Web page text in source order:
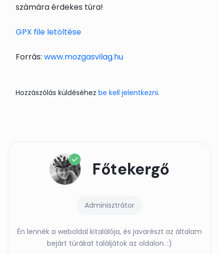
számára érdekes túra!
GPX file letöltése
Forrás: www.mozgasvilag.hu
Főtekergő
Adminisztrátor
Én lennék a weboldal kitalálója, és javarészt az általam
bejárt túrákat találjátok az oldalon. :)
Hozzászólás küldéséhez be kell jelentkezni.